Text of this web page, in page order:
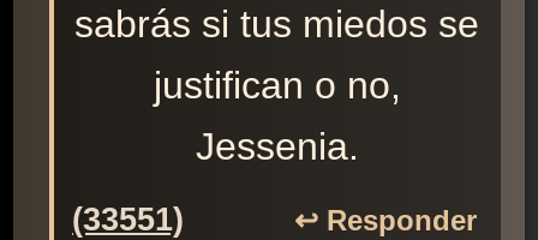
sabrás si tus miedos se
justifican o no,
Jessenia.
(33551) ↩️ Responder